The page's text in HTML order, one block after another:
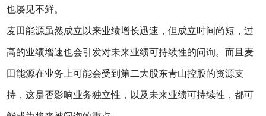
也屡见不鲜。
麦田能源虽然成立以来业绩增长迅速，但成立时间尚短，过
高的业绩增速也会引发对未来业绩可持续性的问询。而且麦
田能源在业务上可能会受到第二大股东青山控股的资源支
持，这是否影响业务独立性，以及未来业绩可持续性，都可